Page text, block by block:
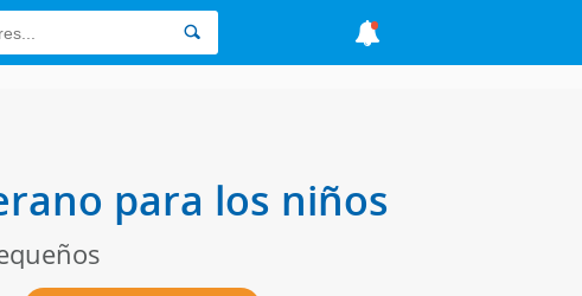
para los niños